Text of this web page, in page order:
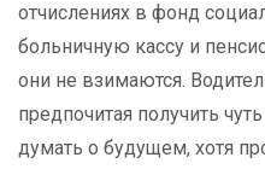
отчислениях в фонд
больничную кассу и
они не взимаются.
предпочитая получить
думать о будущем, хотя